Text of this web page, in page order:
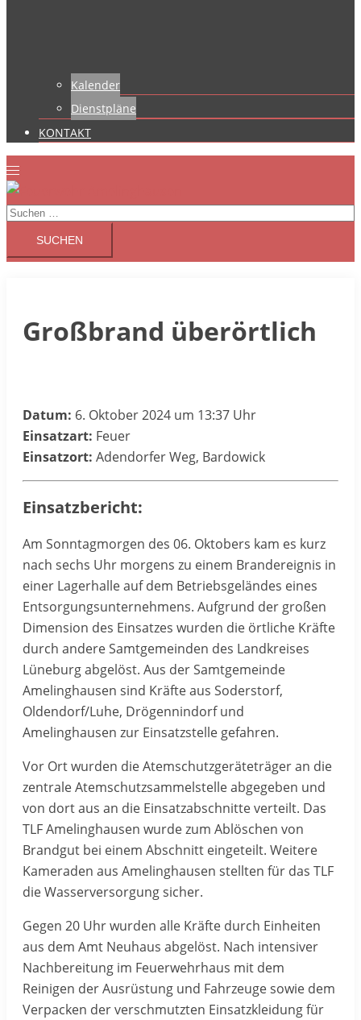
Kalender
Dienstpläne
KONTAKT
Suchen
nach:
Großbrand überörtlich
Datum: 6. Oktober 2024 um 13:37 Uhr
Einsatzart: Feuer
Einsatzort: Adendorfer Weg, Bardowick
Einsatzbericht:
Am Sonntagmorgen des 06. Oktobers kam es kurz
nach sechs Uhr morgens zu einem Brandereignis in
einer Lagerhalle auf dem Betriebsgeländes eines
Entsorgungsunternehmens. Aufgrund der großen
Dimension des Einsatzes wurden die örtliche Kräfte
durch andere Samtgemeinden des Landkreises
Lüneburg abgelöst. Aus der Samtgemeinde
Amelinghausen sind Kräfte aus Soderstorf,
Oldendorf/Luhe, Drögennindorf und
Amelinghausen zur Einsatzstelle gefahren.
Vor Ort wurden die Atemschutzgeräteträger an die
zentrale Atemschutzsammelstelle abgegeben und
von dort aus an die Einsatzabschnitte verteilt. Das
TLF Amelinghausen wurde zum Ablöschen von
Brandgut bei einem Abschnitt eingeteilt. Weitere
Kameraden aus Amelinghausen stellten für das TLF
die Wasserversorgung sicher.
Gegen 20 Uhr wurden alle Kräfte durch Einheiten
aus dem Amt Neuhaus abgelöst. Nach intensiver
Nachbereitung im Feuerwehrhaus mit dem
Reinigen der Ausrüstung und Fahrzeuge sowie dem
Verpacken der verschmutzten Einsatzkleidung für